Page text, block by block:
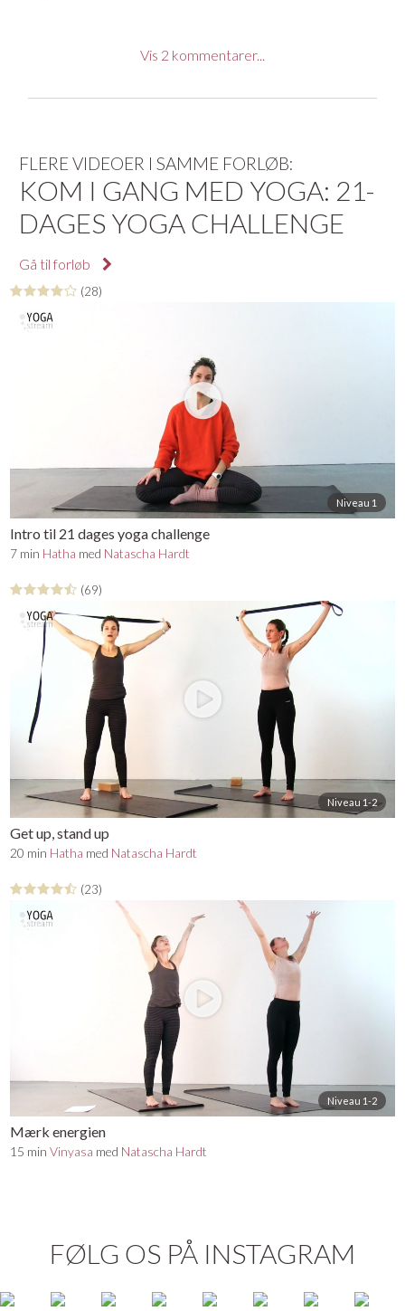
Vis 2 kommentarer...
Fortsat en rolig og overskuelig yogasession som jeg
kan vende tilbage til igen.
10/10/2023 KL. 15:37
Anne T.
Rolig yoga med stræk for ryg og hofter.
FLERE VIDEOER I SAMME FORLØB:
KOM I GANG MED YOGA: 21-
DAGES YOGA CHALLENGE
Gå til forløb
(28)
Niveau 1
Intro til 21 dages yoga challenge
7 min Hatha med Natascha Hardt
(69)
Niveau 1-2
Get up, stand up
20 min Hatha med Natascha Hardt
(23)
Niveau 1-2
Mærk energien
15 minVinyasa med Natascha Hardt
FØLG OS PÅ INSTAGRAM